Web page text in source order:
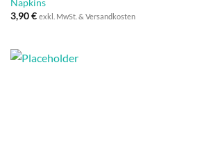
Napkins
3,90€ exkl. MwSt. & Versandkosten